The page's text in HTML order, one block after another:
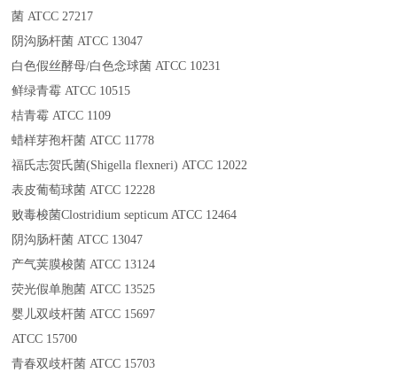
菌 ATCC 27217
阴沟肠杆菌 ATCC 13047
白色假丝酵母/白色念球菌 ATCC 10231
鲜绿青霉 ATCC 10515
桔青霉 ATCC 1109
蜡样芽孢杆菌 ATCC 11778
福氏志贺氏菌(Shigella flexneri) ATCC 12022
表皮葡萄球菌 ATCC 12228
败毒梭菌Clostridium septicum ATCC 12464
阴沟肠杆菌 ATCC 13047
产气荚膜梭菌 ATCC 13124
荧光假单胞菌 ATCC 13525
婴儿双歧杆菌 ATCC 15697
ATCC 15700
青春双歧杆菌 ATCC 15703